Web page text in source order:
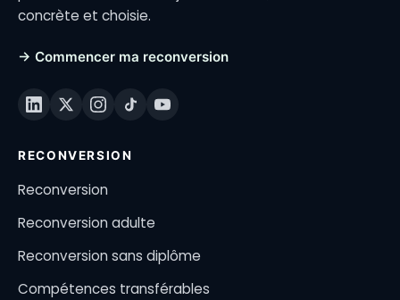
concrète et choisie.
→ Commencer ma reconversion
RECONVERSION
Reconversion
Reconversion adulte
Reconversion sans diplôme
Compétences transférables